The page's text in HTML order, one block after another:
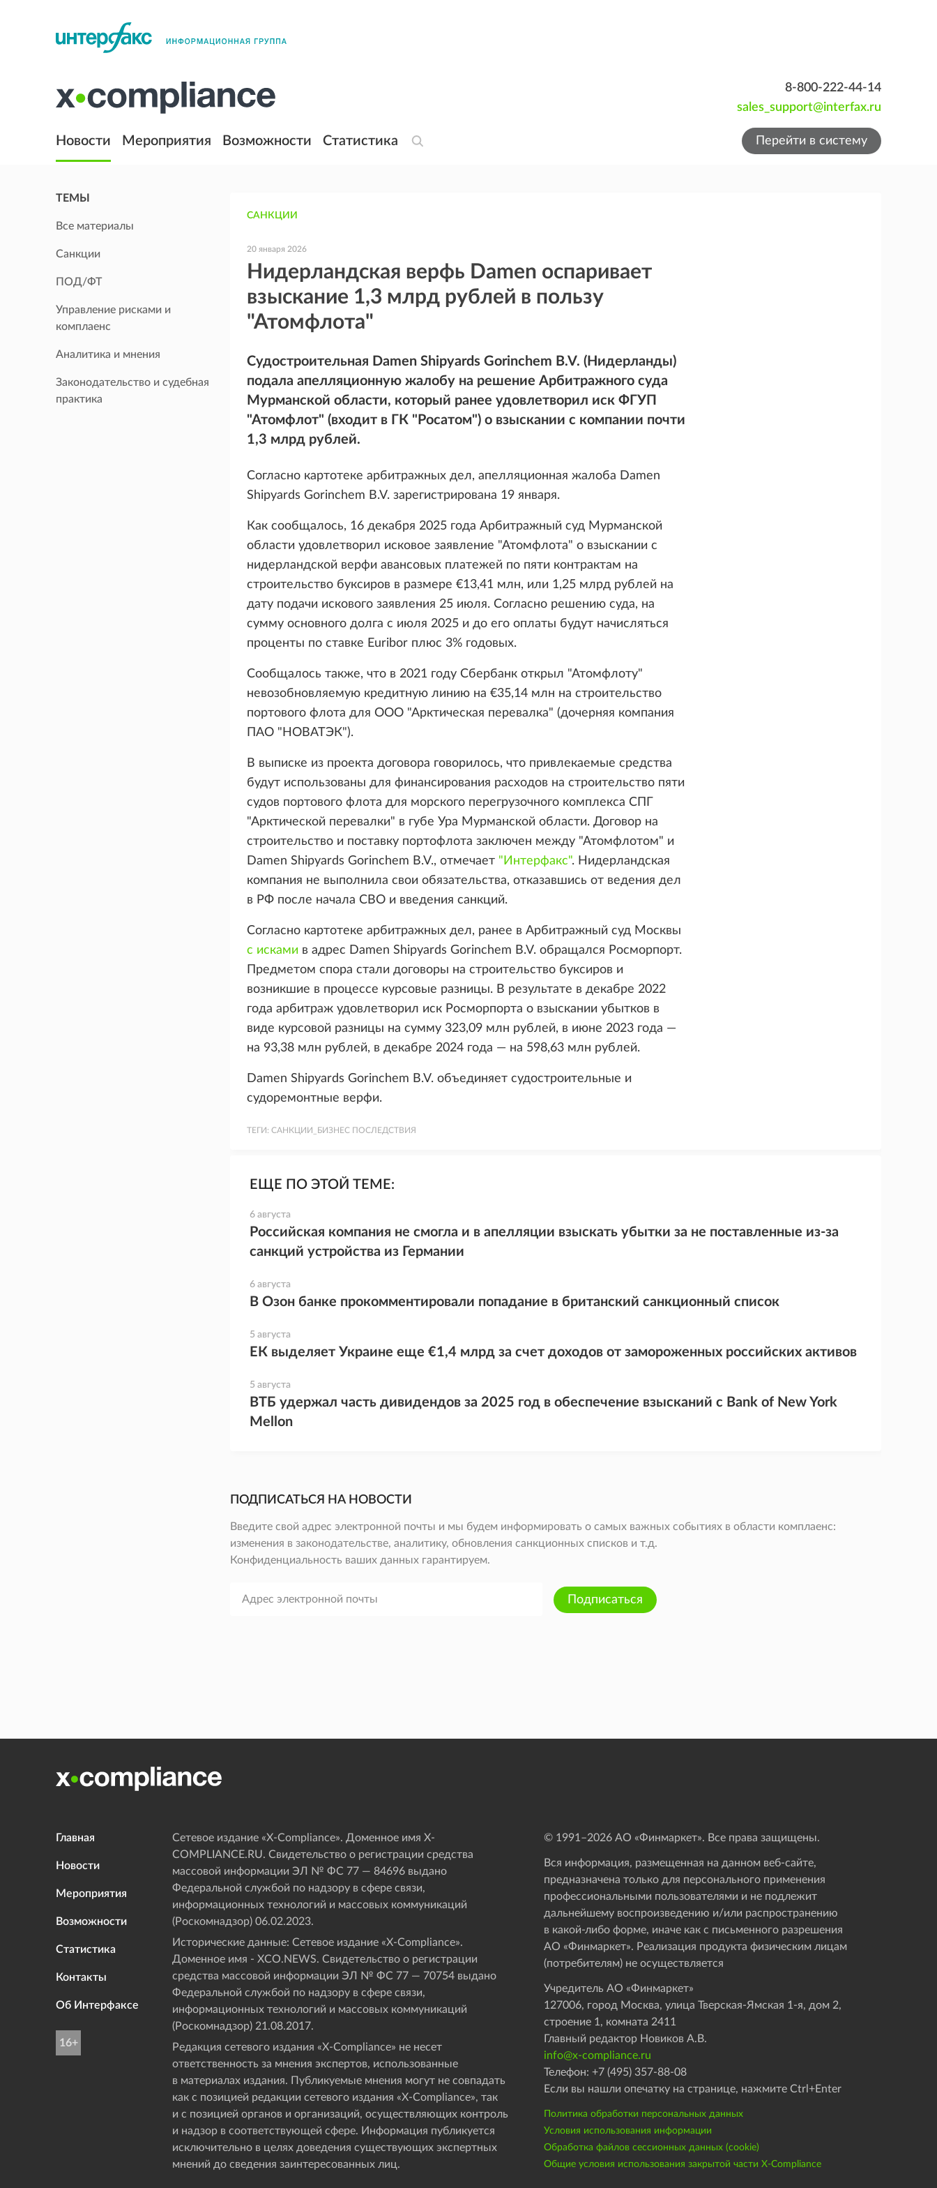
8-800-222-44-14
sales_support@interfax.ru
Новости Мероприятия Возможности Статистика Перейти в систему
ТЕМЫ
Все материалы
Санкции
ПОД/ФТ
Управление рисками и
комплаенс
Аналитика и мнения
Законодательство и судебная
практика
САНКЦИИ
20 января 2026
Нидерландская верфь Damen оспаривает
взыскание 1,3 млрд рублей в пользу
"Атомфлота"
Судостроительная Damen Shipyards Gorinchem B.V. (Нидерланды)
подала апелляционную жалобу на решение Арбитражного суда
Мурманской области, который ранее удовлетворил иск ФГУП
"Атомфлот" (входит в ГК "Росатом") о взыскании с компании почти
1,3 млрд рублей.
Согласно картотеке арбитражных дел, апелляционная жалоба Damen
Shipyards Gorinchem B.V. зарегистрирована 19 января.
Как сообщалось, 16 декабря 2025 года Арбитражный суд Мурманской
области удовлетворил исковое заявление "Атомфлота" о взыскании с
нидерландской верфи авансовых платежей по пяти контрактам на
строительство буксиров в размере €13,41 млн, или 1,25 млрд рублей на
дату подачи искового заявления 25 июля. Согласно решению суда, на
сумму основного долга с июля 2025 и до его оплаты будут начисляться
проценты по ставке Euribor плюс 3% годовых.
Сообщалось также, что в 2021 году Сбербанк открыл "Атомфлоту"
невозобновляемую кредитную линию на €35,14 млн на строительство
портового флота для ООО "Арктическая перевалка" (дочерняя компания
ПАО "НОВАТЭК").
В выписке из проекта договора говорилось, что привлекаемые средства
будут использованы для финансирования расходов на строительство пяти
судов портового флота для морского перегрузочного комплекса СПГ
"Арктической перевалки" в губе Ура Мурманской области. Договор на
строительство и поставку портофлота заключен между "Атомфлотом" и
Damen Shipyards Gorinchem B.V., отмечает "Интерфакс". Нидерландская
компания не выполнила свои обязательства, отказавшись от ведения дел
в РФ после начала СВО и введения санкций.
Согласно картотеке арбитражных дел, ранее в Арбитражный суд Москвы
с исками в адрес Damen Shipyards Gorinchem B.V. обращался Росморпорт.
Предметом спора стали договоры на строительство буксиров и
возникшие в процессе курсовые разницы. В результате в декабре 2022
года арбитраж удовлетворил иск Росморпорта о взыскании убытков в
виде курсовой разницы на сумму 323,09 млн рублей, в июне 2023 года —
на 93,38 млн рублей, в декабре 2024 года — на 598,63 млн рублей.
Damen Shipyards Gorinchem B.V. объединяет судостроительные и
судоремонтные верфи.
ТЕГИ: САНКЦИИ_БИЗНЕС ПОСЛЕДСТВИЯ
ЕЩЕ ПО ЭТОЙ ТЕМЕ:
6 августа
Российская компания не смогла и в апелляции взыскать убытки за не поставленные из-за
санкций устройства из Германии
6 августа
В Озон банке прокомментировали попадание в британский санкционный список
5 августа
ЕК выделяет Украине еще €1,4 млрд за счет доходов от замороженных российских активов
5 августа
ВТБ удержал часть дивидендов за 2025 год в обеспечение взысканий с Bank of New York
Mellon
ПОДПИСАТЬСЯ НА НОВОСТИ
Введите свой адрес электронной почты и мы будем информировать о самых важных событиях в области комплаенс:
изменения в законодательстве, аналитику, обновления санкционных списков и т.д.
Конфиденциальность ваших данных гарантируем.
Подписаться
Главная
Новости
Мероприятия
Возможности
Статистика
Контакты
Об Интерфаксе
16+
Сетевое издание «Х-Compliance». Доменное имя X-
COMPLIANCE.RU. Свидетельство о регистрации средства
массовой информации ЭЛ № ФС 77 — 84696 выдано
Федеральной службой по надзору в сфере связи,
информационных технологий и массовых коммуникаций
(Роскомнадзор) 06.02.2023.
Исторические данные: Сетевое издание «Х-Compliance».
Доменное имя - XCO.NEWS. Свидетельство о регистрации
средства массовой информации ЭЛ № ФС 77 — 70754 выдано
Федеральной службой по надзору в сфере связи,
информационных технологий и массовых коммуникаций
(Роскомнадзор) 21.08.2017.
Редакция сетевого издания «X-Compliance» не несет
ответственность за мнения экспертов, использованные
в материалах издания. Публикуемые мнения могут не совпадать
как с позицией редакции сетевого издания «X-Compliance», так
и с позицией органов и организаций, осуществляющих контроль
и надзор в соответствующей сфере. Информация публикуется
исключительно в целях доведения существующих экспертных
мнений до сведения заинтересованных лиц.
© 1991–2026АО «Финмаркет». Все права защищены.
Вся информация, размещенная на данном веб-сайте,
предназначена только для персонального применения
профессиональными пользователями и не подлежит
дальнейшему воспроизведению и/или распространению
в какой-либо форме, иначе как с письменного разрешения
АО «Финмаркет». Реализация продукта физическим лицам
(потребителям) не осуществляется
Учредитель АО «Финмаркет»
127006, город Москва, улица Тверская-Ямская 1-я, дом 2,
строение 1, комната 2411
Главный редактор Новиков А.В.
info@x-compliance.ru
Телефон: +7 (495) 357-88-08
Если вы нашли опечатку на странице, нажмите Ctrl+Enter
Политика обработки персональных данных
Условия использования информации
Обработка файлов сессионных данных (cookie)
Общие условия использования закрытой части X-Compliance